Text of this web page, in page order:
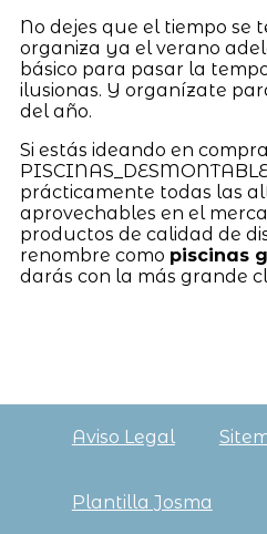
No dejes que el tiempo se
organiza ya el verano
básico para pasar la
ilusionas. Y organízate
del año.
Si estás ideando en
prácticamente todas las
aprovechables en el
productos de calidad de
renombre como piscinas
darás con la más grande
Aviso Legal
Plantilla Josma